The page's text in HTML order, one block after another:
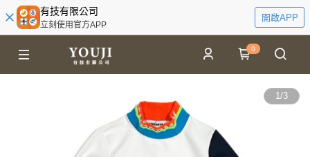
有技有限公司
立刻使用官方APP
開啟APP
0
1/3